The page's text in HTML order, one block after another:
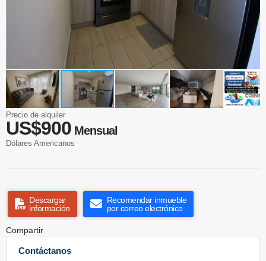
Precio de alquiler
US$900 Mensual
Dólares Americanos
Descargar
información
Recomendar inmueble
por correo electrónico
Compartir
Contáctanos